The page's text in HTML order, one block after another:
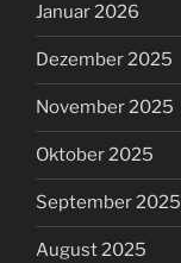
Januar 2026
Dezember 2025
November 2025
Oktober 2025
September 2025
August 2025